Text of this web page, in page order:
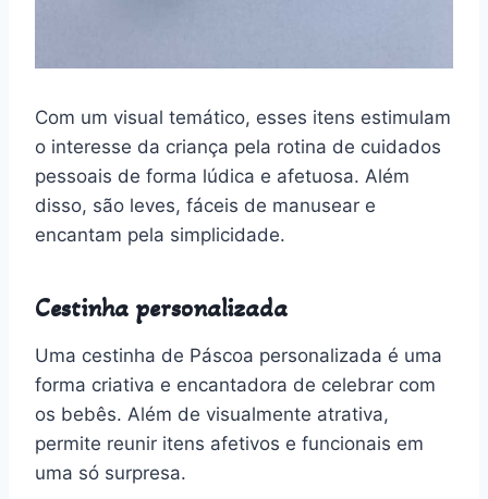
Com um visual temático, esses itens estimulam
o interesse da criança pela rotina de cuidados
pessoais de forma lúdica e afetuosa. Além
disso, são leves, fáceis de manusear e
encantam pela simplicidade.
Cestinha personalizada
Uma cestinha de Páscoa personalizada é uma
forma criativa e encantadora de celebrar com
os bebês. Além de visualmente atrativa,
permite reunir itens afetivos e funcionais em
uma só surpresa.